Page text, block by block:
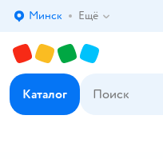
Выбор адреса доставки.
Минск Ещё
Каталог